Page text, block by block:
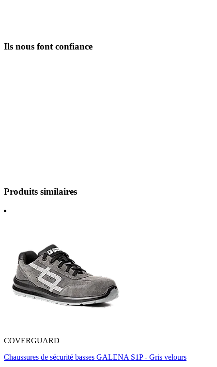
Ils nous font confiance
Produits similaires
COVERGUARD
Chaussures de sécurité basses GALENA S1P - Gris velours